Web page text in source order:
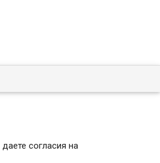
согласия на